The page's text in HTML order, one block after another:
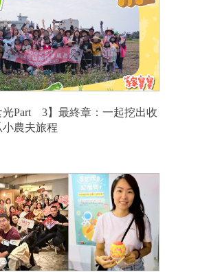
光Part 3】最終章：一起挖出收
農夫旅程